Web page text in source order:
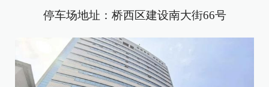
停车场地址：桥西区建设南大街66号